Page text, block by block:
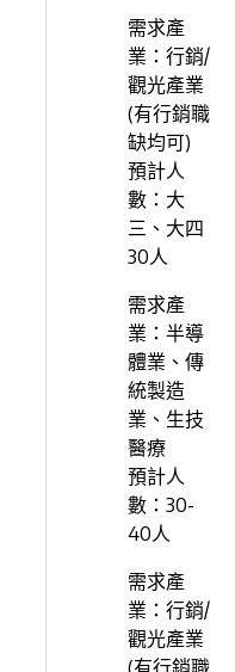
需求產
業：行銷/
觀光產業
(有行銷職
缺均可)
預計人
數：大
三、大四
30人
需求產
業：半導
體業、傳
統製造
業、生技
醫療
預計人
數：30-
40人
需求產
業：行銷/
觀光產業